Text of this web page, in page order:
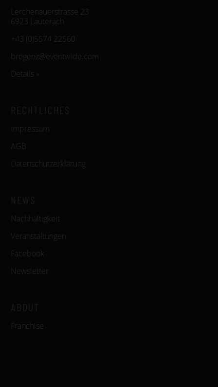
Lerchenauerstrasse 23
6923 Lauterach
+43 (0)5574 22560
bregenz@eventwide.com
Details »
Impressum
AGB
Datenschutzerklärung
Nachhaltigkeit
Veranstaltungen
Facebook
Newsletter
Franchise